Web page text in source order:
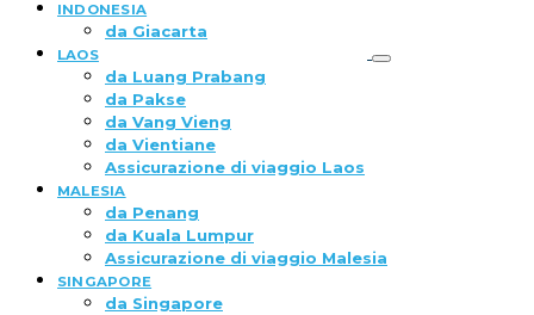
INDONESIA
da Giacarta
LAOS
da Luang Prabang
da Pakse
da Vang Vieng
da Vientiane
Assicurazione di viaggio Laos
MALESIA
da Penang
da Kuala Lumpur
Assicurazione di viaggio Malesia
SINGAPORE
da Singapore